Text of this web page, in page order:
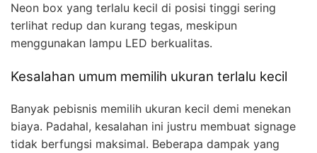
Neon box yang terlalu kecil di posisi tinggi sering
terlihat redup dan kurang tegas, meskipun
menggunakan lampu LED berkualitas.
Kesalahan umum memilih ukuran terlalu kecil
Banyak pebisnis memilih ukuran kecil demi menekan
biaya. Padahal, kesalahan ini justru membuat signage
tidak berfungsi maksimal. Beberapa dampak yang